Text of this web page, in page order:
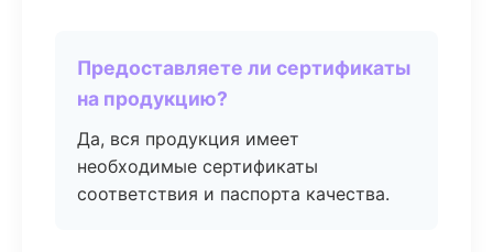
Предоставляете ли сертификаты
на продукцию?
Да, вся продукция имеет
необходимые сертификаты
соответствия и паспорта качества.